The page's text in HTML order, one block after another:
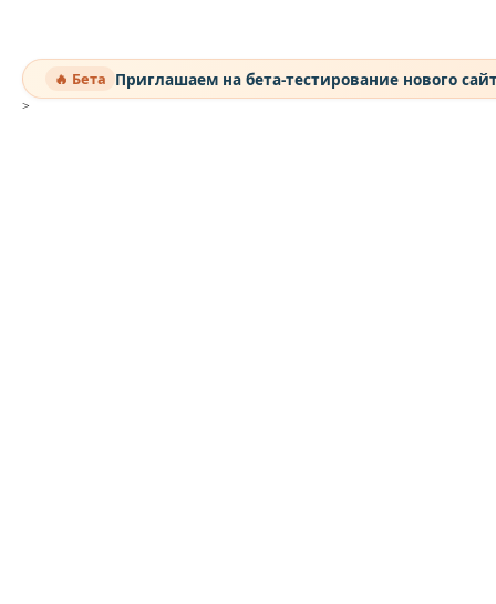
🔥 Бета Приглашаем на бета-тестирование нового
>